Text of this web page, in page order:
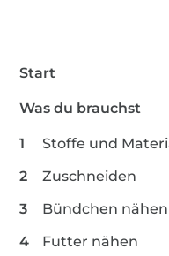
Start
Was du brauchst
Stoffe und
Zuschneiden
Bündchen nähen
Futter nähen